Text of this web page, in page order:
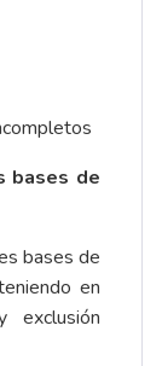
bases de
bases de
en
exclusión